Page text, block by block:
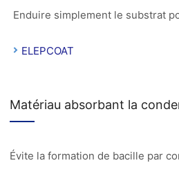
Enduire simplement le substrat
ELEPCOAT
Matériau absorbant la
Évite la formation de bacille par